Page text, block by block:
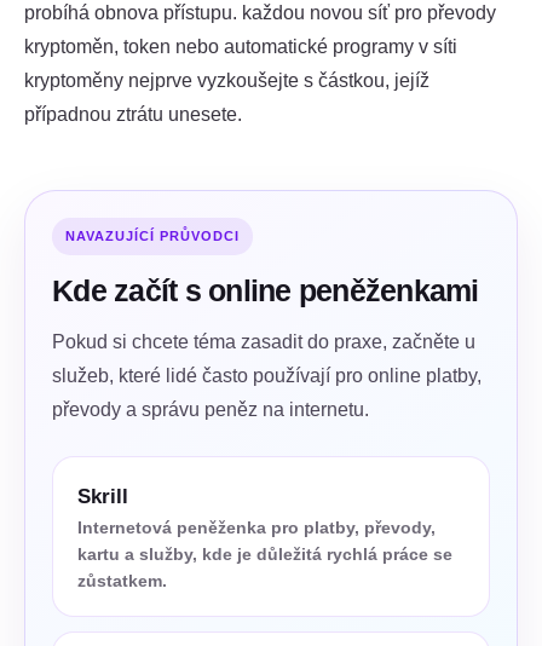
probíhá obnova přístupu. každou novou síť pro převody
kryptoměn, token nebo automatické programy v síti
kryptoměny nejprve vyzkoušejte s částkou, jejíž
případnou ztrátu unesete.
NAVAZUJÍCÍ PRŮVODCI
Kde začít s online peněženkami
Pokud si chcete téma zasadit do praxe, začněte u
služeb, které lidé často používají pro online platby,
převody a správu peněz na internetu.
Skrill
Internetová peněženka pro platby, převody,
kartu a služby, kde je důležitá rychlá práce se
zůstatkem.